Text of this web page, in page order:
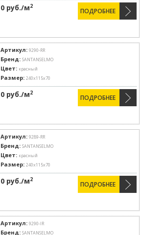
0 руб./м2
ПОДРОБНЕЕ
Артикул: 9290-RR
Бренд: SANTANSELMO
Цвет: красный
Размер: 240x115x70
0 руб./м2
ПОДРОБНЕЕ
Артикул: 9289-RR
Бренд: SANTANSELMO
Цвет: красный
Размер: 240x115x70
0 руб./м2
ПОДРОБНЕЕ
Артикул: 9290-IR
Бренд: SANTANSELMO